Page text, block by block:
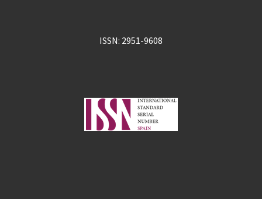
ISSN: 2951-9608